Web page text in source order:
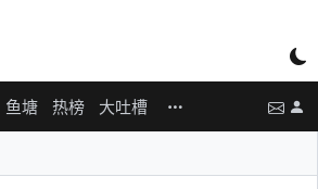
鱼塘 热榜 大吐槽